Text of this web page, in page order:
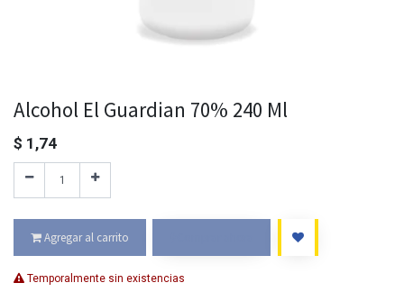
Alcohol El Guardian 70% 240 Ml
$ 1,74
Agregar al carrito
Temporalmente sin existencias